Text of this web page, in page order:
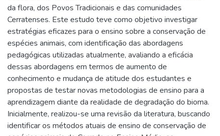
da flora, dos Povos Tradicionais e das comunidades
Cerratenses. Este estudo teve como objetivo investigar
estratégias eficazes para o ensino sobre a conservação de
espécies animais, com identificação das abordagens
pedagógicas utilizadas atualmente, avaliando a eficácia
dessas abordagens em termos de aumento de
conhecimento e mudança de atitude dos estudantes e
propostas de testar novas metodologias de ensino para a
aprendizagem diante da realidade de degradação do bioma.
Inicialmente, realizou-se uma revisão da literatura, buscando
identificar os métodos atuais de ensino de conservação de